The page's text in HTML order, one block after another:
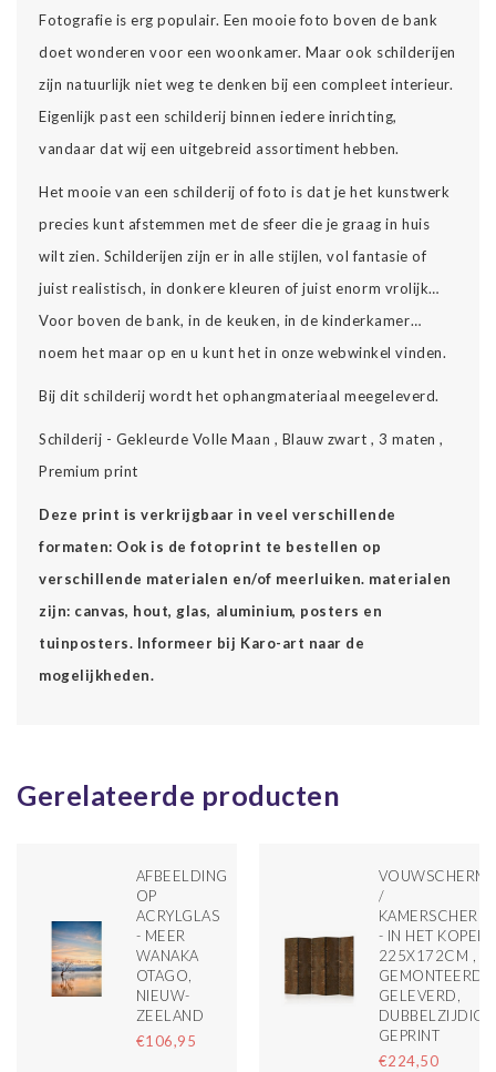
Fotografie is erg populair. Een mooie foto boven de bank
doet wonderen voor een woonkamer. Maar ook schilderijen
zijn natuurlijk niet weg te denken bij een compleet interieur.
Eigenlijk past een schilderij binnen iedere inrichting,
vandaar dat wij een uitgebreid assortiment hebben.
Het mooie van een schilderij of foto is dat je het kunstwerk
precies kunt afstemmen met de sfeer die je graag in huis
wilt zien. Schilderijen zijn er in alle stijlen, vol fantasie of
juist realistisch, in donkere kleuren of juist enorm vrolijk…
Voor boven de bank, in de keuken, in de kinderkamer…
noem het maar op en u kunt het in onze webwinkel vinden.
Bij dit schilderij wordt het ophangmateriaal meegeleverd.
Schilderij - Gekleurde Volle Maan , Blauw zwart , 3 maten ,
Premium print
Deze print is verkrijgbaar in veel verschillende
formaten: Ook is de fotoprint te bestellen op
verschillende materialen en/of meerluiken. materialen
zijn: canvas, hout, glas, aluminium, posters en
tuinposters. Informeer bij Karo-art naar de
mogelijkheden.
Gerelateerde producten
AFBEELDING
OP
ACRYLGLAS
- MEER
WANAKA
OTAGO,
NIEUW-
ZEELAND
€106,95
VOUWSCHERM
/
KAMERSCHERM
- IN HET KOPER
225X172CM ,
GEMONTEERD
GELEVERD,
DUBBELZIJDIG
GEPRINT
€224,50